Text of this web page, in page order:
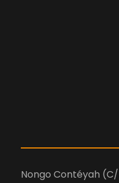
Nongo Contéyah